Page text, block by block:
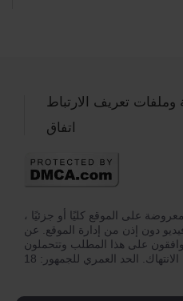
على الموقع كليًا أو جزئيًا ،
دون إذن من إدارة الموقع. عن
على هذا المطلب وتتحملون
تعريف الارتباط
اتفاق